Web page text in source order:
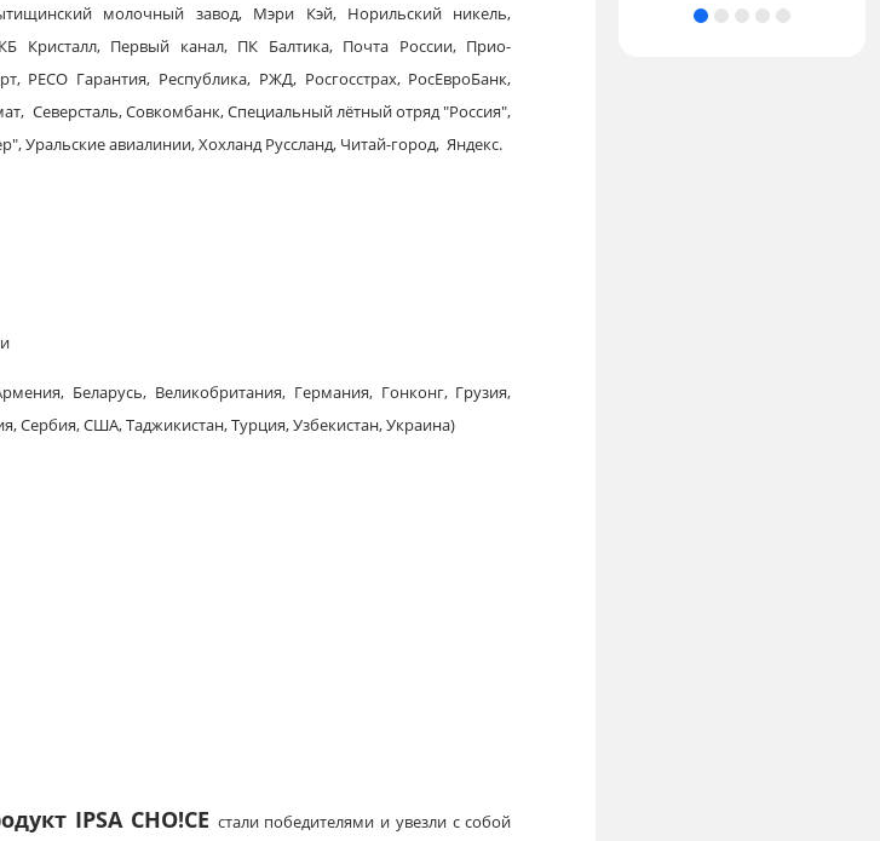
молочный завод, Мэри Кэй, Норильский никель,
Кристалл, Первый канал, ПК Балтика, Почта России, Прио-
РЕСО Гарантия, Республика, РЖД, Росгосстрах, РосЕвроБанк,
Северсталь, Совкомбанк, Специальный лётный отряд "Россия",
Уральские авиалинии, Хохланд Руссланд, Читай-город, Яндекс.
Беларусь, Великобритания, Германия, Гонконг, Грузия,
Сербия, США, Таджикистан, Турция, Узбекистан, Украина)
IPSA CHO!CE стали победителями и увезли с собой